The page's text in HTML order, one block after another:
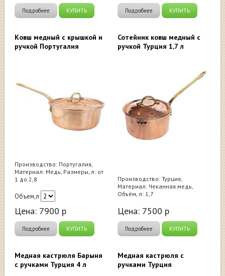
Подробнее КУПИТЬ Подробнее КУПИТЬ
Ковш медный с крышкой и
ручкой Португалия
Производство: Португалия,
Материал: Медь, Размеры, л: от
1 до 2,8
Объем,л
Цена: 7900 р
Подробнее КУПИТЬ
Сотейник ковш медный с
ручкой Турция 1,7 л
Производство: Турция,
Материал: Чеканная медь,
Объём, л: 1,7
Цена: 7500 р
Подробнее КУПИТЬ
Медная кастрюля Барыня
с ручками Турция 4 л
Медная кастрюля с
ручками Турция